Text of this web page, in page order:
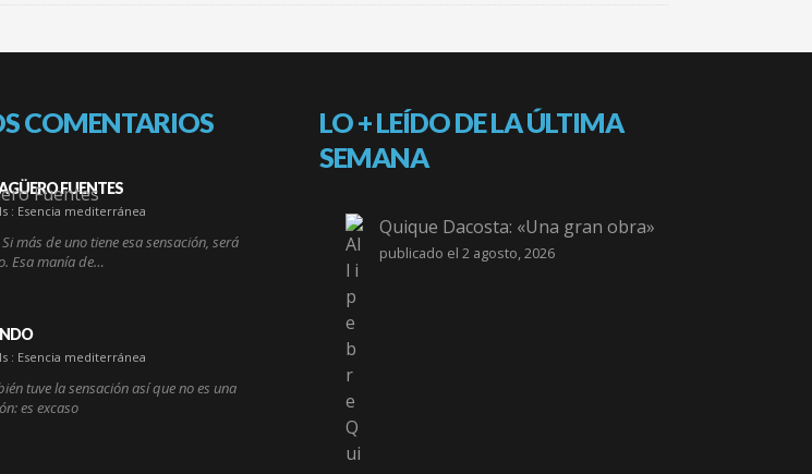
COMENTARIOS
FUENTES
: Esencia mediterránea
Si más de uno tiene esa sensación, será
Esa manía de…
: Esencia mediterránea
tuve la sensación así que no es una
es excaso
LO + LEÍDO DE LA ÚLTIMA
SEMANA
Quique Dacosta: «Una gran obra»
publicado el 2 agosto, 2026